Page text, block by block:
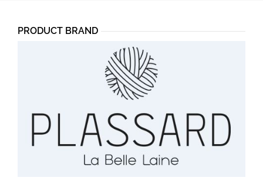
PRODUCT BRAND